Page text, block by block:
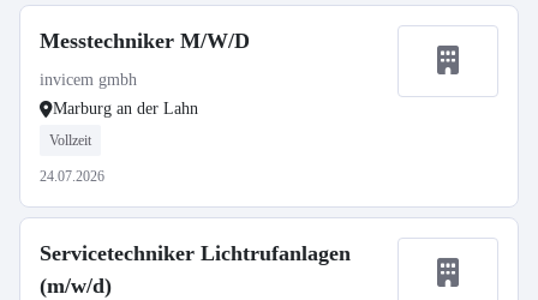
Messtechniker M/W/D
invicem gmbh
Marburg an der Lahn
Vollzeit
24.07.2026
Servicetechniker Lichtrufanlagen
(m/w/d)